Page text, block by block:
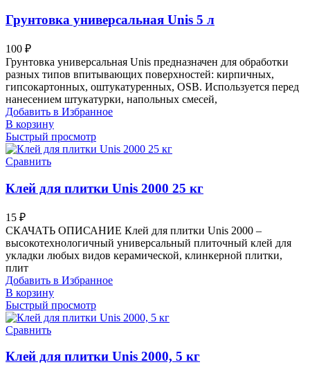
Грунтовка универсальная Unis 5 л
100 ₽
Грунтовка универсальная Unis предназначен для обработки
разных типов впитывающих поверхностей: кирпичных,
гипсокартонных, оштукатуренных, OSB. Используется перед
нанесением штукатурки, напольных смесей,
Добавить в Избранное
В корзину
Быстрый просмотр
Сравнить
Клей для плитки Unis 2000 25 кг
15 ₽
СКАЧАТЬ ОПИСАНИЕ Клей для плитки Unis 2000 –
высокотехнологичный универсальный плиточный клей для
укладки любых видов керамической, клинкерной плитки,
плит
Добавить в Избранное
В корзину
Быстрый просмотр
Сравнить
Клей для плитки Unis 2000, 5 кг